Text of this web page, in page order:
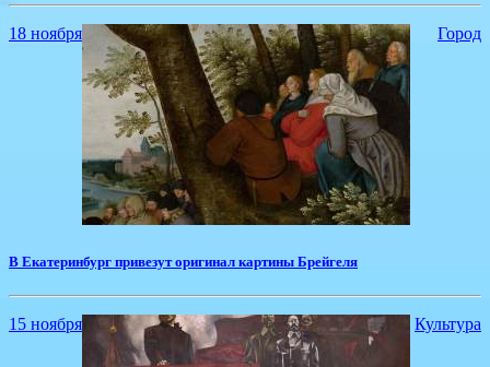
18 ноября Город
В Екатеринбург привезут оригинал картины Брейгеля
15 ноября Культура